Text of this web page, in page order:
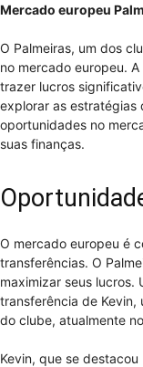
Mercado europeu
O Palmeiras, um dos
no mercado europeu.
trazer lucros
explorar as estratégias
oportunidades no
suas finanças.
O mercado europeu é
transferências. O
maximizar seus lucros.
transferência de
do clube, atualmente
Kevin, que se